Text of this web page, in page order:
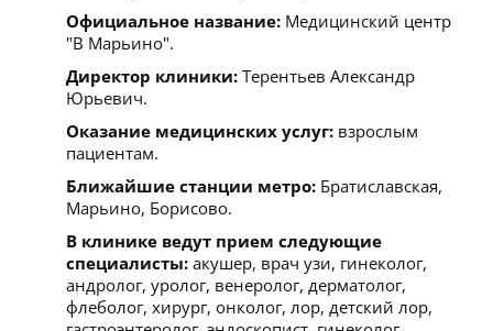
Официальное название: Медицинский центр
"В Марьино".
Директор клиники: Терентьев Александр
Юрьевич.
Оказание медицинских услуг: взрослым
пациентам.
Ближайшие станции метро: Братиславская,
Марьино, Борисово.
В клинике ведут прием следующие
специалисты: акушер, врач узи, гинеколог,
андролог, уролог, венеролог, дерматолог,
флеболог, хирург, онколог, лор, детский лор,